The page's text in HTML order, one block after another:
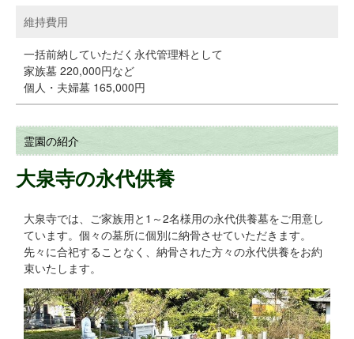
維持費用
一括前納していただく永代管理料として
家族墓 220,000円など
個人・夫婦墓 165,000円
霊園の紹介
大泉寺の永代供養
大泉寺では、ご家族用と1～2名様用の永代供養墓をご用意し
ています。個々の墓所に個別に納骨させていただきます。
先々に合祀することなく、納骨された方々の永代供養をお約
束いたします。